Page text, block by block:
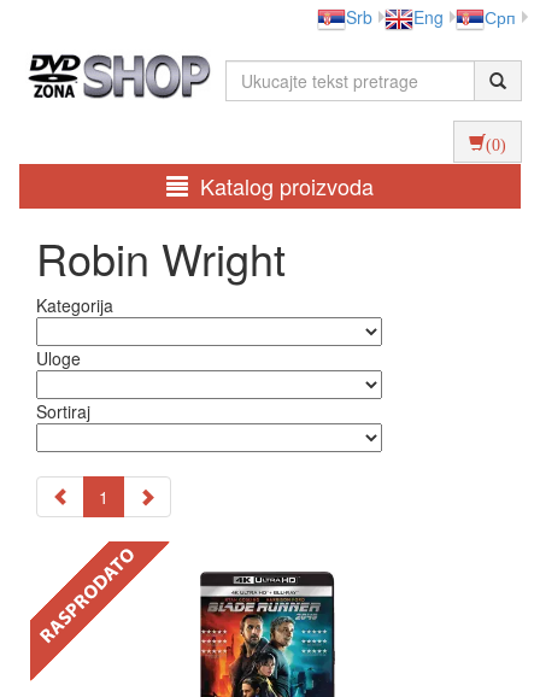
Srb Eng Срп
(0)
Katalog proizvoda
Robin Wright
Kategorija
Uloge
Sortiraj
1